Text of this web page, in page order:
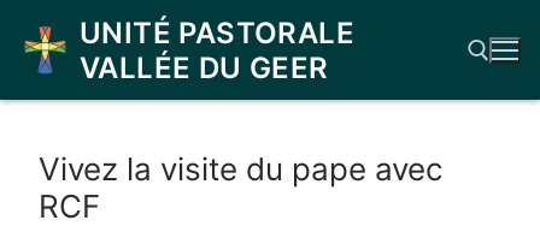
contenu
UNITÉ PASTORALE
VALLÉE DU GEER
Vivez la visite du pape avec
RCF